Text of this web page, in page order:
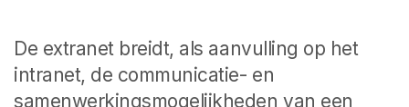
De extranet breidt, als aanvulling op het
intranet, de communicatie- en
samenwerkingsmogelijkheden van een